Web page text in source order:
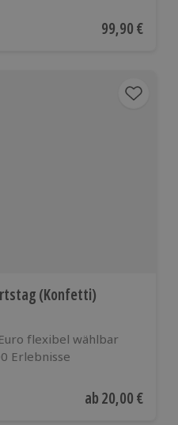
auf 5 BewertungenAktueller
99,90 €
(Konfetti)
flexibel wählbar
Erlebnisse
Aktueller Preis
ab20,00 €